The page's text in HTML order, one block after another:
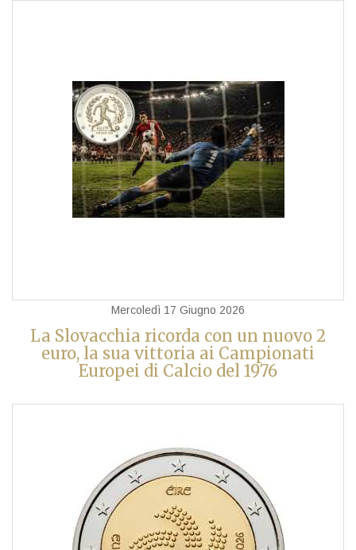
Mercoledì 17 Giugno 2026
La Slovacchia ricorda con un nuovo 2
euro, la sua vittoria ai Campionati
Europei di Calcio del 1976